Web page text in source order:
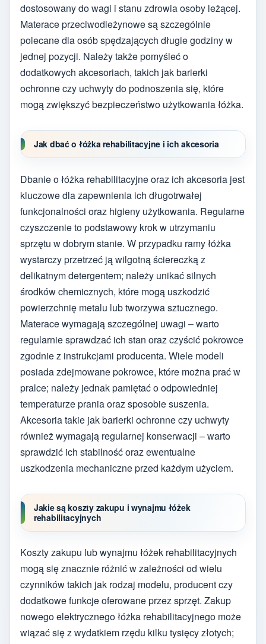
dostosowany do wagi i stanu zdrowia osoby leżącej.
Materace przeciwodleżynowe są szczególnie
polecane dla osób spędzających długie godziny w
jednej pozycji. Należy także pomyśleć o
dodatkowych akcesoriach, takich jak barierki
ochronne czy uchwyty do podnoszenia się, które
mogą zwiększyć bezpieczeństwo użytkowania łóżka.
Jak dbać o łóżka rehabilitacyjne i ich akcesoria
Dbanie o łóżka rehabilitacyjne oraz ich akcesoria jest
kluczowe dla zapewnienia ich długotrwałej
funkcjonalności oraz higieny użytkowania. Regularne
czyszczenie to podstawowy krok w utrzymaniu
sprzętu w dobrym stanie. W przypadku ramy łóżka
wystarczy przetrzeć ją wilgotną ściereczką z
delikatnym detergentem; należy unikać silnych
środków chemicznych, które mogą uszkodzić
powierzchnię metalu lub tworzywa sztucznego.
Materace wymagają szczególnej uwagi – warto
regularnie sprawdzać ich stan oraz czyścić pokrowce
zgodnie z instrukcjami producenta. Wiele modeli
posiada zdejmowane pokrowce, które można prać w
pralce; należy jednak pamiętać o odpowiedniej
temperaturze prania oraz sposobie suszenia.
Akcesoria takie jak barierki ochronne czy uchwyty
również wymagają regularnej konserwacji – warto
sprawdzić ich stabilność oraz ewentualne
uszkodzenia mechaniczne przed każdym użyciem.
Jakie są koszty zakupu i wynajmu łóżek
rehabilitacyjnych
Koszty zakupu lub wynajmu łóżek rehabilitacyjnych
mogą się znacznie różnić w zależności od wielu
czynników takich jak rodzaj modelu, producent czy
dodatkowe funkcje oferowane przez sprzęt. Zakup
nowego elektrycznego łóżka rehabilitacyjnego może
wiązać się z wydatkiem rzędu kilku tysięcy złotych;